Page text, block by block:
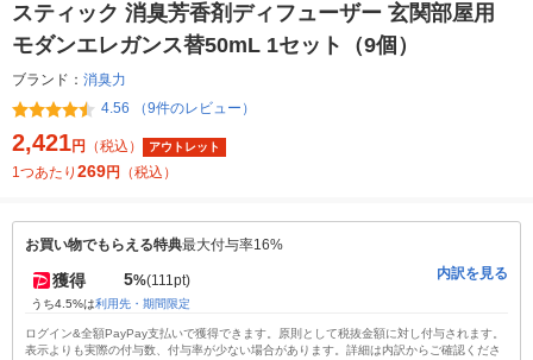
スティック 消臭芳香剤ディフューザー 玄関部屋用
モダンエレガンス替50mL 1セット（9個）
ブランド： 消臭力
4.56 （9件のレビュー）
2,421円 （税込） アウトレット
1つあたり 269円 （税込）
お買い物でもらえる特典最大付与率16%
獲得 5%(111pt)
うち4.5%は利用先・期間限定
内訳を見る
ログイン&全額PayPay支払いで獲得できます。原則として税抜金額に対し付与されます。
表示よりも実際の付与数、付与率が少ない場合があります。詳細は内訳からご確認くださ